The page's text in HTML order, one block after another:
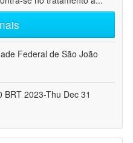
Federal de São João
2023-Thu Dec 31